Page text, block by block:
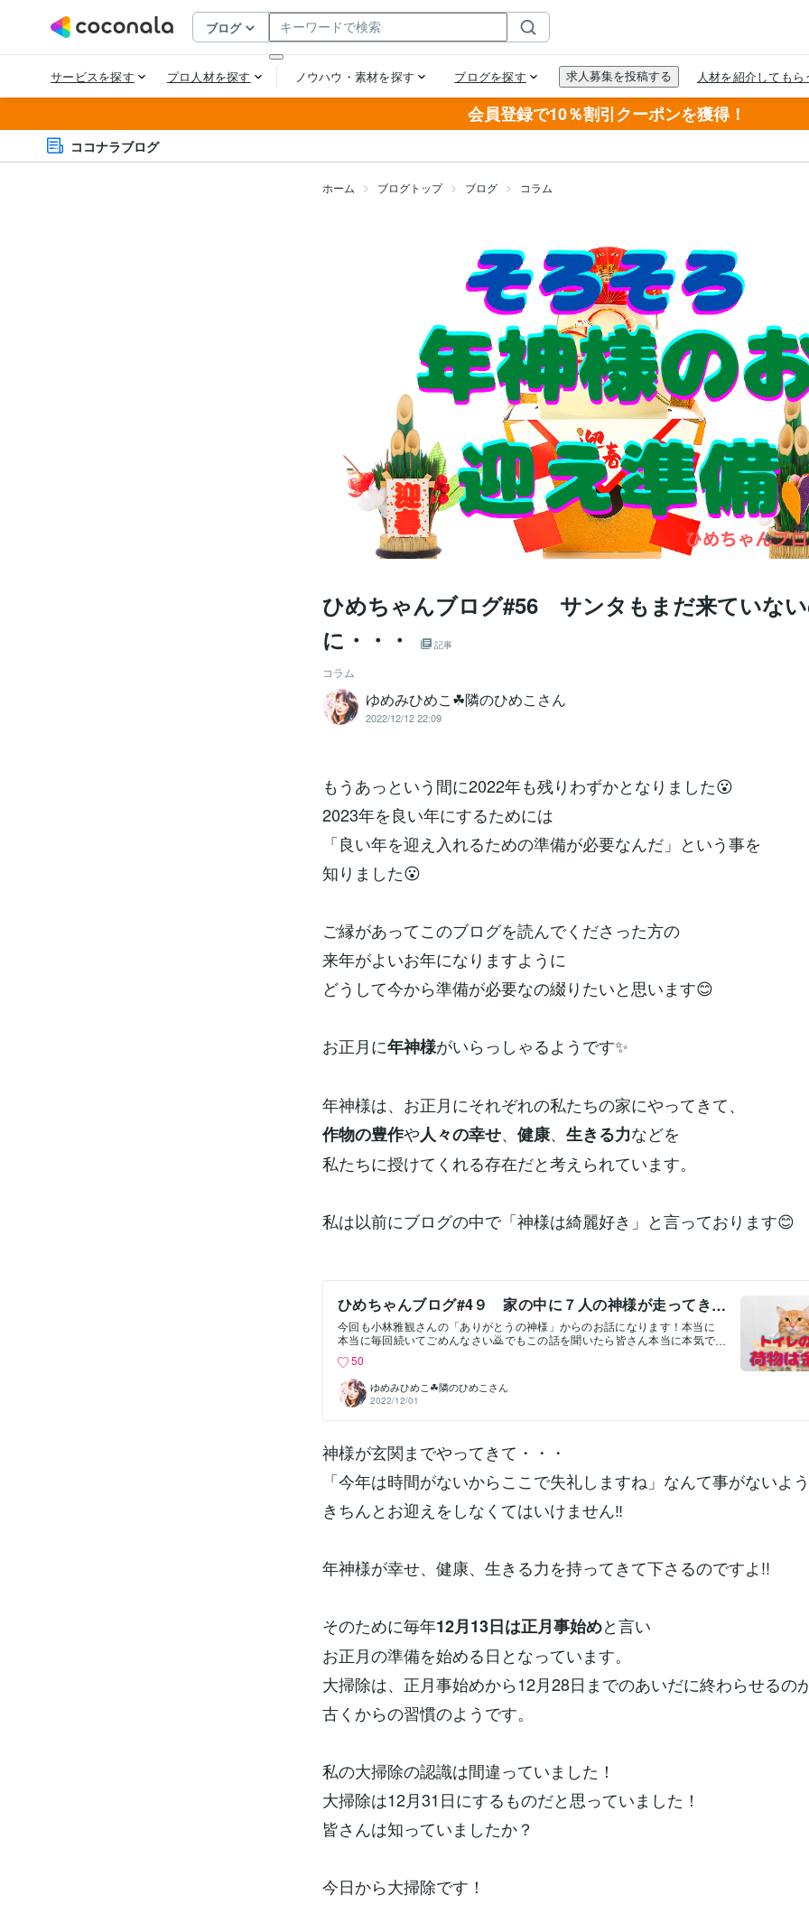
会員登録で10％割引クーポンを獲得！
ココナラブログ
ホーム ブログトップ ブログ コラム
ひめちゃんブログ#56 サンタもまだ来ていな
に・・・
記事
コラム
ゆめみひめこ☘隣のひめこさん
2022/12/12 22:09
もうあっという間に2022年も残りわずかとなりました😮
2023年を良い年にするためには
「良い年を迎え入れるための準備が必要なんだ」という事を
知りました😮
ご縁があってこのブログを読んでくださった方の
来年がよいお年になりますように
どうして今から準備が必要なの綴りたいと思います😊
お正月に年神様がいらっしゃるようです✨
年神様は、お正月にそれぞれの私たちの家にやってきて、
作物の豊作や人々の幸せ、 健康、 生きる力などを
私たちに授けてくれる存在だと考えられています。
私は以前にブログの中で「神様は綺麗好き」と言っております😊
ひめちゃんブログ#4９ 家の中に７人の神様が走ってき
ます
今回も小林雅観さんの「ありがとうの神様」からのお話になります！本当に
本当に毎回続いてごめんなさい🙇でもこの話を聞いたら皆さん本当に本気で
気がなかったんですよ😿でも今日は皆様のために本気で書きますね😀私も今
日は朝起きて何はさてよりすぐにトイレに行くと同時にお掃除を済ませてき
ました😄どうですか？タイトル「トイレの神様の荷物は金銀財宝」 いきま
すよ！説明しますよ！それぞれの家の中には７人の神様が走ってやってきて
自分の担当の部屋を決めるらしいのです。１番目の神様何も持たず手ぶらで
ところだから2番目の神様小さな紙袋くらいのお土産を持ってきて応接室の次
に見栄えのいい「玄関」を担当します3番目の神様セカンドバッグのようなも
のにお土産をつめて「居間」の担当になります4番目の神様小さなナップザッ
クを背負って走ってきます「寝室」の担当をします５番目の神様ちょっとし
たリュックサックをもって水回りでも格の高い「台所」の担当になります6番
目の神様リュックサックの中に大きなもの凄い塊を入れて「洗面所とお風
とするのですが1番大きな荷物を背負っているのでゆっくり一歩ずつしか進め
ないので到着がビリになりますではその大きな荷物の中になにが入っている
50
ゆめみひめこ☘隣のひめこさん
2022/12/01
神様が玄関までやってきて・・・
「今年は時間がないからここで失礼しますね」なんて事がないよ
きちんとお迎えをしなくてはいけません‼️
年神様が幸せ、健康、生きる力を持ってきて下さるのですよ!!
そのために毎年12月13日は正月事始めと言い
お正月の準備を始める日となっています。
大掃除は、正月事始めから12月28日までのあいだに終わらせるの
古くからの習慣のようです。
私の大掃除の認識は間違っていました！
大掃除は12月31日にするものだと思っていました！
皆さんは知っていましたか？
今日から大掃除です！